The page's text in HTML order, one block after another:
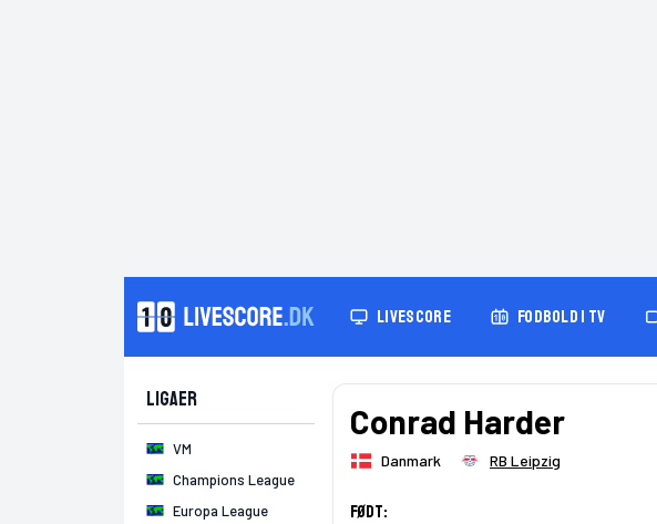
LIVESCORE FODBOLD I TV
Conrad Harder
Danmark RB Leipzig
Født:
Ligaer
VM
Champions League
Europa League